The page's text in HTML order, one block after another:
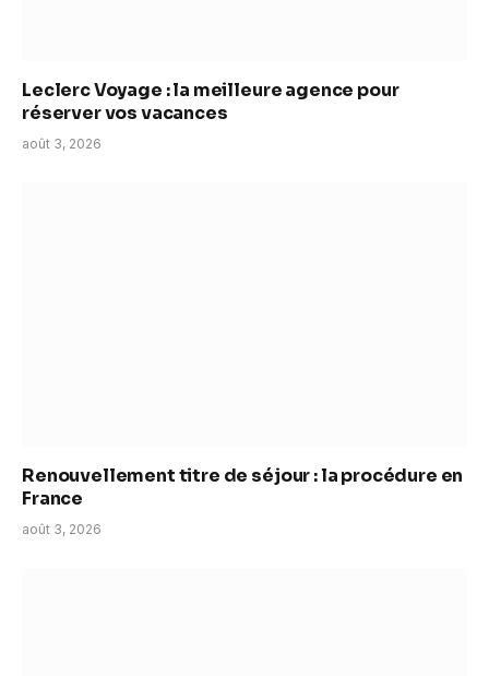
Leclerc Voyage : la meilleure agence pour
réserver vos vacances
août 3, 2026
Renouvellement titre de séjour : la procédure en
France
août 3, 2026